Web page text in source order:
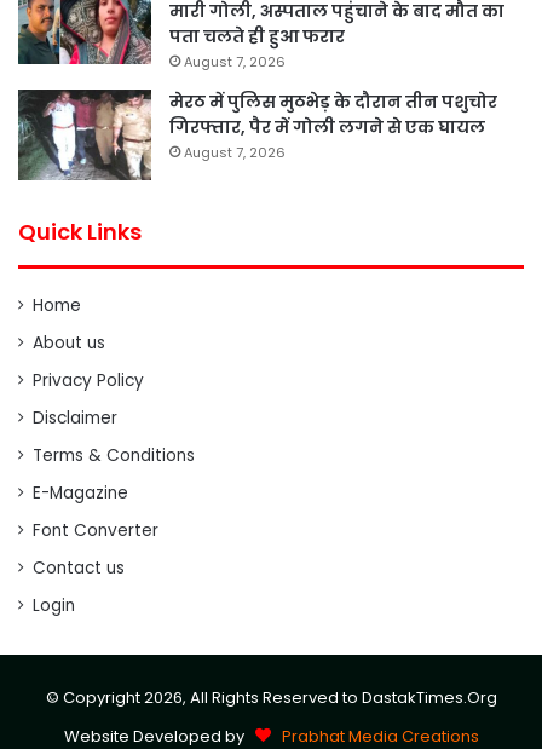
मारी गोली, अस्पताल पहुंचाने के बाद मौत का
पता चलते ही हुआ फरार
August 7, 2026
मेरठ में पुलिस मुठभेड़ के दौरान तीन पशुचोर
गिरफ्तार, पैर में गोली लगने से एक घायल
August 7, 2026
Quick Links
Home
About us
Privacy Policy
Disclaimer
Terms & Conditions
E-Magazine
Font Converter
Contact us
Login
© Copyright 2026, All Rights Reserved to DastakTimes.Org
Website Developed by
Prabhat Media Creations